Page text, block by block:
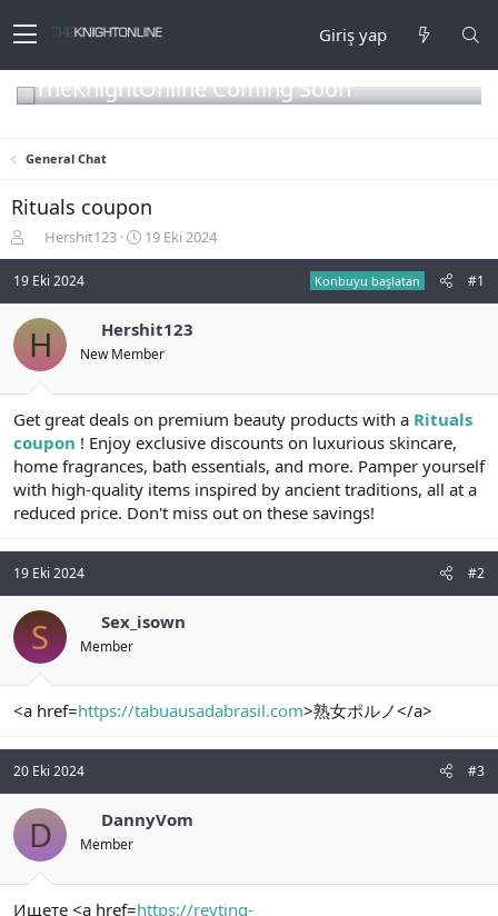
Giriş yap
TheKnightOnline Coming Soon
General Chat
Rituals coupon
o
n
u
y
u
b
a
ş
l
t
a
n
Hershit123
B
a
n
g
ç
t
a
i
h
i
19 Eki 2024
19 Eki 2024 Konbuyu başlatan #1
H Hershit123
New Member
Get great deals on premium beauty products with a Rituals
coupon ! Enjoy exclusive discounts on luxurious skincare,
home fragrances, bath essentials, and more. Pamper yourself
with high-quality items inspired by ancient traditions, all at a
reduced price. Don't miss out on these savings!
19 Eki 2024 #2
S Sex_isown
Member
<a href=https://tabuausadabrasil.com>熟女ポルノ</a>
20 Eki 2024 #3
D DannyVom
Member
Ищете <a href=https://reyting-